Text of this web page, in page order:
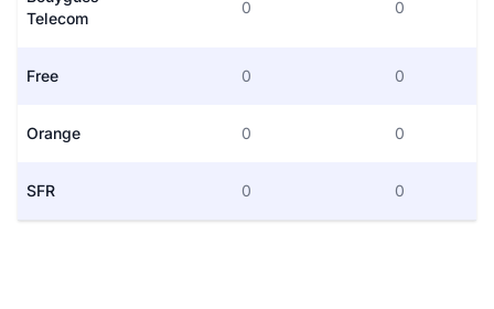
Telecom
0 0
Free 0 0
Orange 0 0
SFR 0 0